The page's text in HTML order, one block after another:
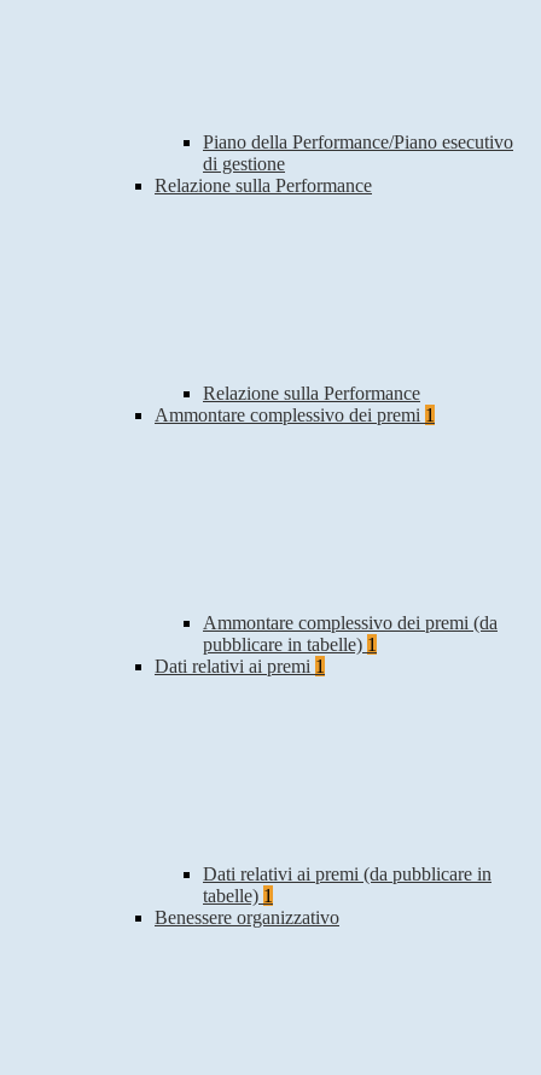
Piano della Performance/Piano esecutivo
di gestione
Relazione sulla Performance
Relazione sulla Performance
Ammontare complessivo dei premi 1
Ammontare complessivo dei premi (da
pubblicare in tabelle) 1
Dati relativi ai premi 1
Dati relativi ai premi (da pubblicare in
tabelle) 1
Benessere organizzativo